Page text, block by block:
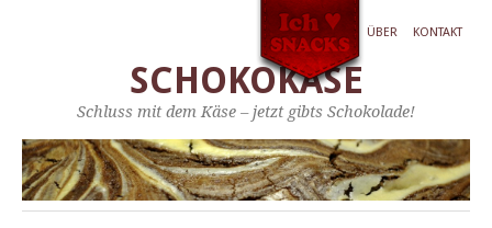
ÜBER KONTAKT
SCHOKOKÄSE
Schluss mit dem Käse – jetzt gibts Schokolade!